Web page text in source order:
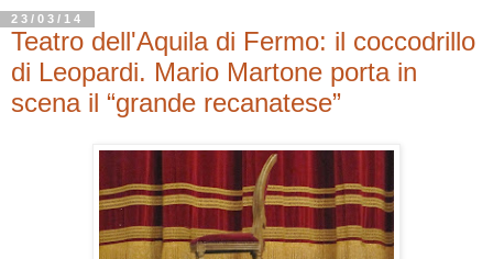
23/03/14
Teatro dell'Aquila di Fermo: il coccodrillo
di Leopardi. Mario Martone porta in
scena il “grande recanatese”